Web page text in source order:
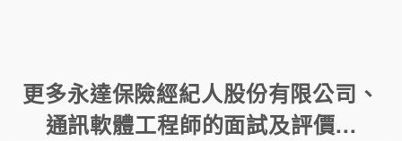
更多永達保險經紀人股份有限公司 、
通訊軟體工程師的面試及評價...